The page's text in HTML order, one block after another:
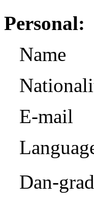
Personal:
E-